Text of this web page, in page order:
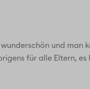
und man
für alle Eltern,